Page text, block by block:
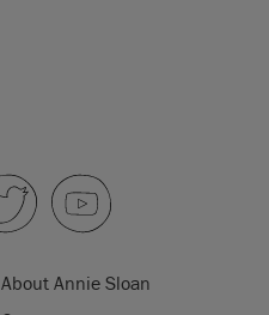
About Annie Sloan